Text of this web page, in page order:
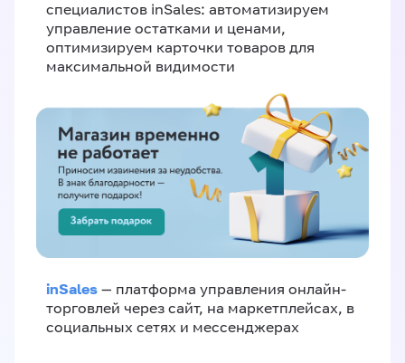
специалистов inSales: автоматизируем
управление остатками и ценами,
оптимизируем карточки товаров для
максимальной видимости
inSales — платформа управления онлайн-
торговлей через сайт, на маркетплейсах, в
социальных сетях и мессенджерах